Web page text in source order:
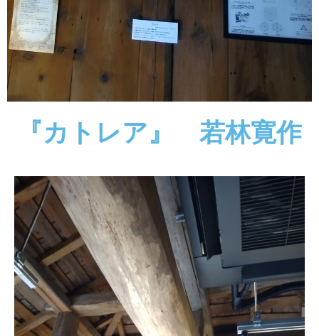
『カトレア』 若林寛作